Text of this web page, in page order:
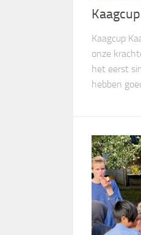
Kaagcup
onze
het eerst
hebben